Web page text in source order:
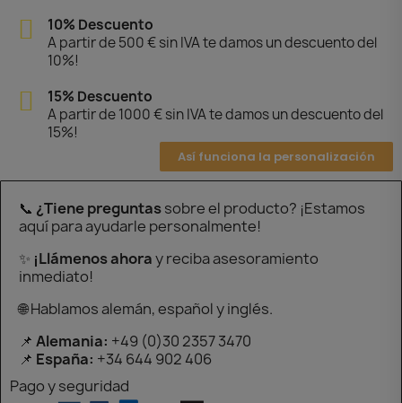
10% Descuento
A partir de 500 € sin IVA te damos un descuento del
10%!
15% Descuento
A partir de 1000 € sin IVA te damos un descuento del
15%!
Así funciona la personalización
📞 ¿Tiene preguntassobre el producto? ¡Estamos
aquí para ayudarle personalmente!
✨ ¡Llámenos ahoray reciba asesoramiento
inmediato!
🌐 Hablamos alemán, español y inglés.
📌 Alemania: +49 (0)30 2357 3470
📌 España: +34 644 902 406
Pago y seguridad